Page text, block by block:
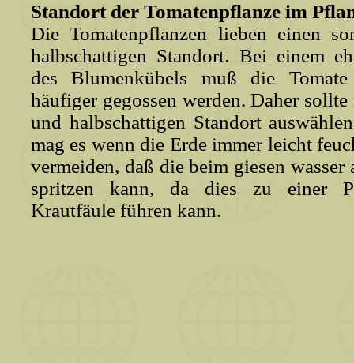
Standort der Tomatenpflanze im
Die Tomatenpflanzen lieben einen
halbschattigen Standort. Bei einem
des Blumenkübels muß die
häufiger gegossen werden. Daher
und halbschattigen Standort
mag es wenn die Erde immer leicht
vermeiden, daß die beim giesen wasser
spritzen kann, da dies zu einer
Krautfäule führen kann.